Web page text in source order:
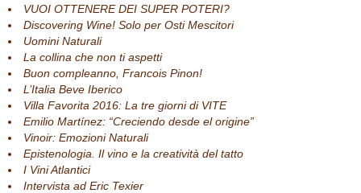
VUOI OTTENERE DEI SUPER POTERI?
Discovering Wine! Solo per Osti Mescitori
Uomini Naturali
La collina che non ti aspetti
Buon compleanno, Francois Pinon!
L’Italia Beve Iberico
Villa Favorita 2016: La tre giorni di VITE
Emilio Martínez: “Creciendo desde el origine”
Vinoir: Emozioni Naturali
Epistenologia. Il vino e la creatività del tatto
I Vini Atlantici
Intervista ad Eric Texier